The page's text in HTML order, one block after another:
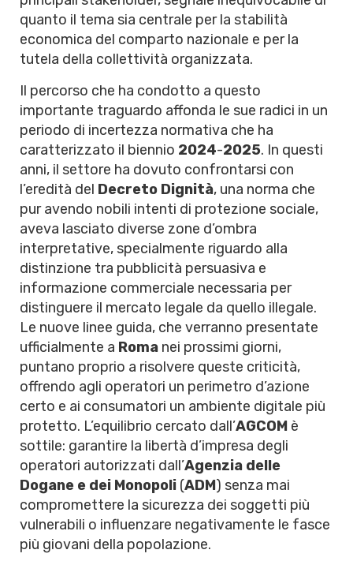
quanto il tema sia centrale per la stabilità
economica del comparto nazionale e per la
tutela della collettività organizzata.
Il percorso che ha condotto a questo
importante traguardo affonda le sue radici in un
periodo di incertezza normativa che ha
caratterizzato il biennio 2024-2025. In questi
anni, il settore ha dovuto confrontarsi con
l’eredità del Decreto Dignità, una norma che
pur avendo nobili intenti di protezione sociale,
aveva lasciato diverse zone d’ombra
interpretative, specialmente riguardo alla
distinzione tra pubblicità persuasiva e
informazione commerciale necessaria per
distinguere il mercato legale da quello illegale.
Le nuove linee guida, che verranno presentate
ufficialmente a Roma nei prossimi giorni,
puntano proprio a risolvere queste criticità,
offrendo agli operatori un perimetro d’azione
certo e ai consumatori un ambiente digitale più
protetto. L’equilibrio cercato dall’AGCOM è
sottile: garantire la libertà d’impresa degli
operatori autorizzati dall’Agenzia delle
Dogane e dei Monopoli (ADM) senza mai
compromettere la sicurezza dei soggetti più
vulnerabili o influenzare negativamente le fasce
più giovani della popolazione.